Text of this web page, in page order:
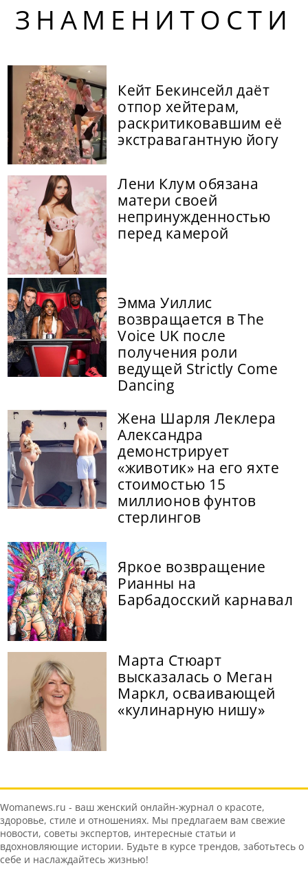
ЗНАМЕНИТОСТИ
Кейт Бекинсейл даёт
отпор хейтерам,
раскритиковавшим её
экстравагантную йогу
Лени Клум обязана
матери своей
непринужденностью
перед камерой
Эмма Уиллис
возвращается в The
Voice UK после
получения роли
ведущей Strictly Come
Dancing
Жена Шарля Леклера
Александра
демонстрирует
«животик» на его яхте
стоимостью 15
миллионов фунтов
стерлингов
Яркое возвращение
Рианны на
Барбадосский карнавал
Марта Стюарт
высказалась о Меган
Маркл, осваивающей
«кулинарную нишу»
Womanews.ru - ваш женский онлайн-журнал о красоте,
здоровье, стиле и отношениях. Мы предлагаем вам свежие
новости, советы экспертов, интересные статьи и
вдохновляющие истории. Будьте в курсе трендов, заботьтесь о
себе и наслаждайтесь жизнью!